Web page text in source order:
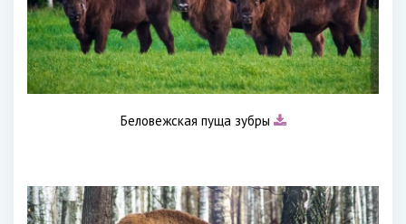
Беловежская пуща зубры